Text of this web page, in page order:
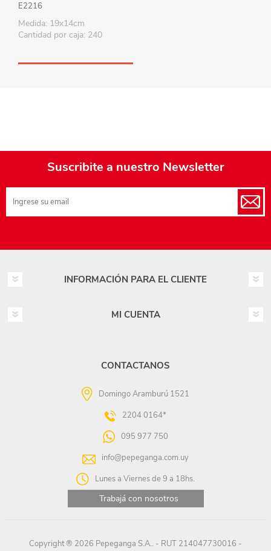
E2216
Medida: 19x14cm
Cantidad por caja: 240
Suscribite a nuestro Newsletter
INFORMACIÓN PARA EL CLIENTE
MI CUENTA
CONTACTANOS
Domingo Aramburú 1521
2204 0164*
095 977 750
info@pepeganga.com.uy
Lunes a Viernes de 9 a 18hs.
Trabajá con nosotros
Copyright ® 2026 Pepeganga S.A.. - RUT 214047730016 -